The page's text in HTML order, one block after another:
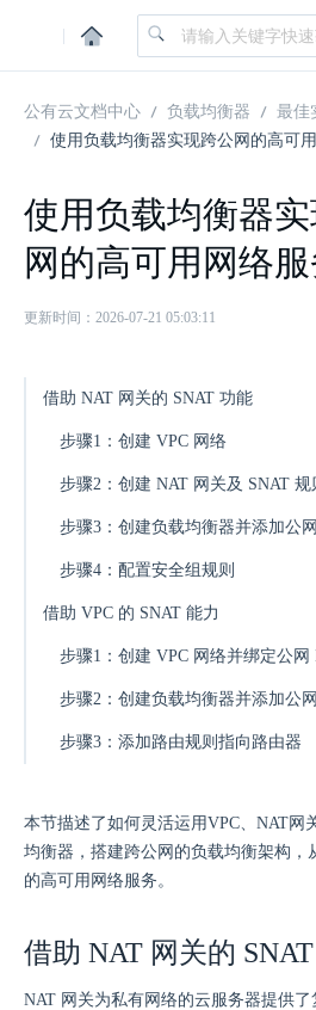
|
公有云文档中心 负载均衡器
最佳
使用负载均衡器实现跨公网的高可
使用负载均衡器
网的高可用网络
更新时间：2026-07-21 05:03:11
借助 NAT 网关的 SNAT 功能
步骤1：创建 VPC 网络
步骤2：创建 NAT 网关及 SNAT 规
步骤3：创建负载均衡器并添加公
步骤4：配置安全组规则
借助 VPC 的 SNAT 能力
步骤1：创建 VPC 网络并绑定公网
步骤2：创建负载均衡器并添加公
步骤3：添加路由规则指向路由器
本节描述了如何灵活运用VPC、NAT网
均衡器，搭建跨公网的负载均衡架构，
的高可用网络服务。
借助 NAT 网关的
NAT 网关为私有网络的云服务器提供